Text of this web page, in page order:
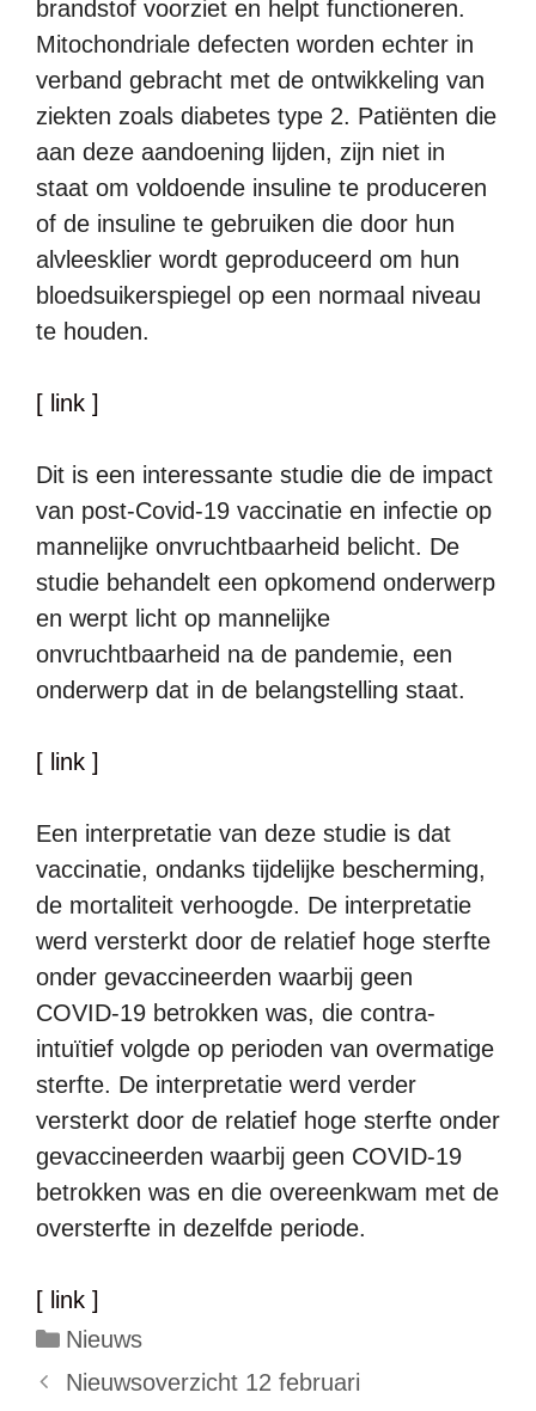
brandstof voorziet en helpt functioneren.
Mitochondriale defecten worden echter in
verband gebracht met de ontwikkeling van
ziekten zoals diabetes type 2. Patiënten die
aan deze aandoening lijden, zijn niet in
staat om voldoende insuline te produceren
of de insuline te gebruiken die door hun
alvleesklier wordt geproduceerd om hun
bloedsuikerspiegel op een normaal niveau
te houden.
[ link ]
Dit is een interessante studie die de impact
van post-Covid-19 vaccinatie en infectie op
mannelijke onvruchtbaarheid belicht. De
studie behandelt een opkomend onderwerp
en werpt licht op mannelijke
onvruchtbaarheid na de pandemie, een
onderwerp dat in de belangstelling staat.
[ link ]
Een interpretatie van deze studie is dat
vaccinatie, ondanks tijdelijke bescherming,
de mortaliteit verhoogde. De interpretatie
werd versterkt door de relatief hoge sterfte
onder gevaccineerden waarbij geen
COVID-19 betrokken was, die contra-
intuïtief volgde op perioden van overmatige
sterfte. De interpretatie werd verder
versterkt door de relatief hoge sterfte onder
gevaccineerden waarbij geen COVID-19
betrokken was en die overeenkwam met de
oversterfte in dezelfde periode.
[ link ]
Categorieën
Nieuws
Nieuwsoverzicht 12 februari